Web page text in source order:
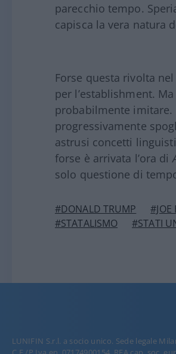
parecchio tempo.
capisca la vera natura
Forse questa rivolta
per l’establishment.
probabilmente imitare.
progressivamente
astrusi concetti
forse è arrivata l’ora di
solo questione di
#DONALD TRUMP #JOE
#STATALISMO
#STATI
LUNIFIN S.r.l. a socio unico. Sede legale